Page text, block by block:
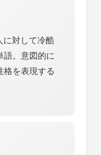
に対して冷酷
語。意図的に
格を表現する